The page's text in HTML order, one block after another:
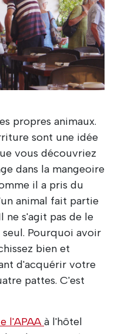
propres animaux.
sont une idée
vous découvriez
dans la mangeoire
il a pris du
animal fait partie
ne s'agit pas de le
Pourquoi avoir
bien et
d'acquérir votre
pattes. C'est
l'APAA à l'hôtel